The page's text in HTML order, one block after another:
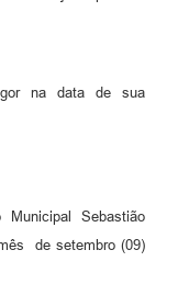
na data de sua
Sebastião
de setembro (09)